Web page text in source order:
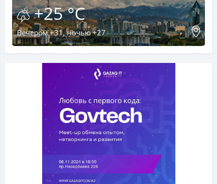
+25 °C
Вечером +31, ночью +27